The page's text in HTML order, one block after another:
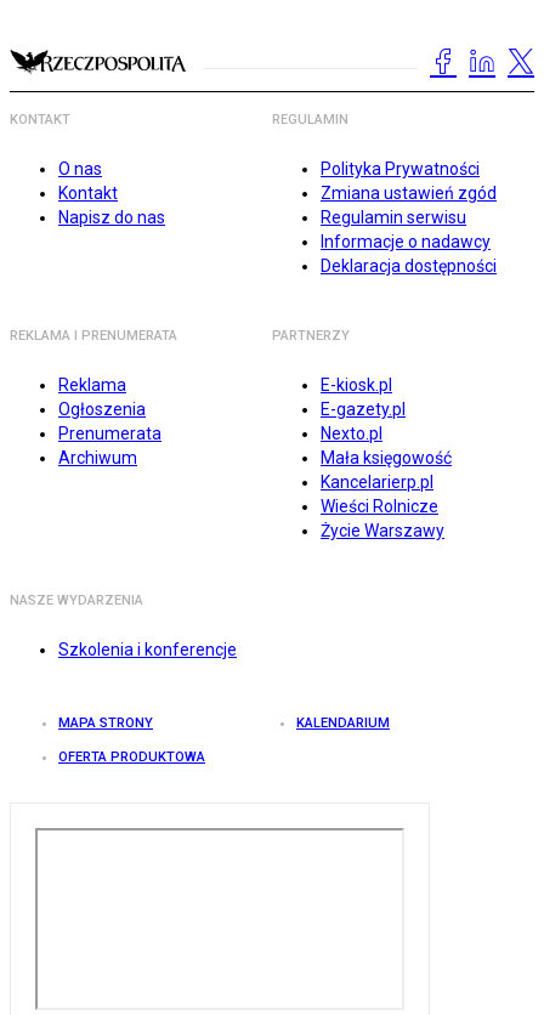
KONTAKT
O nas
Kontakt
Napisz do nas
REGULAMIN
Polityka Prywatności
Zmiana ustawień zgód
Regulamin serwisu
Informacje o nadawcy
Deklaracja dostępności
REKLAMA I PRENUMERATA
Reklama
Ogłoszenia
Prenumerata
Archiwum
PARTNERZY
E-kiosk.pl
E-gazety.pl
Nexto.pl
Mała księgowość
Kancelarierp.pl
Wieści Rolnicze
Życie Warszawy
NASZE WYDARZENIA
Szkolenia i konferencje
MAPA STRONY KALENDARIUM
OFERTA PRODUKTOWA